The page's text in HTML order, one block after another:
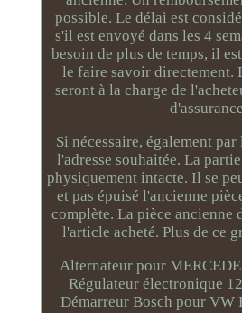
possible. Le délai est
s'il est envoyé dans les 4
besoin de plus de temps, il
le faire savoir directement.
seront à la charge de
Si nécessaire, également
l'adresse souhaitée. La
physiquement intacte. Il se
et pas épuisé l'ancienne
complète. La pièce ancienne
l'article acheté. Plus de ce
Alternateur pour
Régulateur électronique
Démarreur Bosch pour VW